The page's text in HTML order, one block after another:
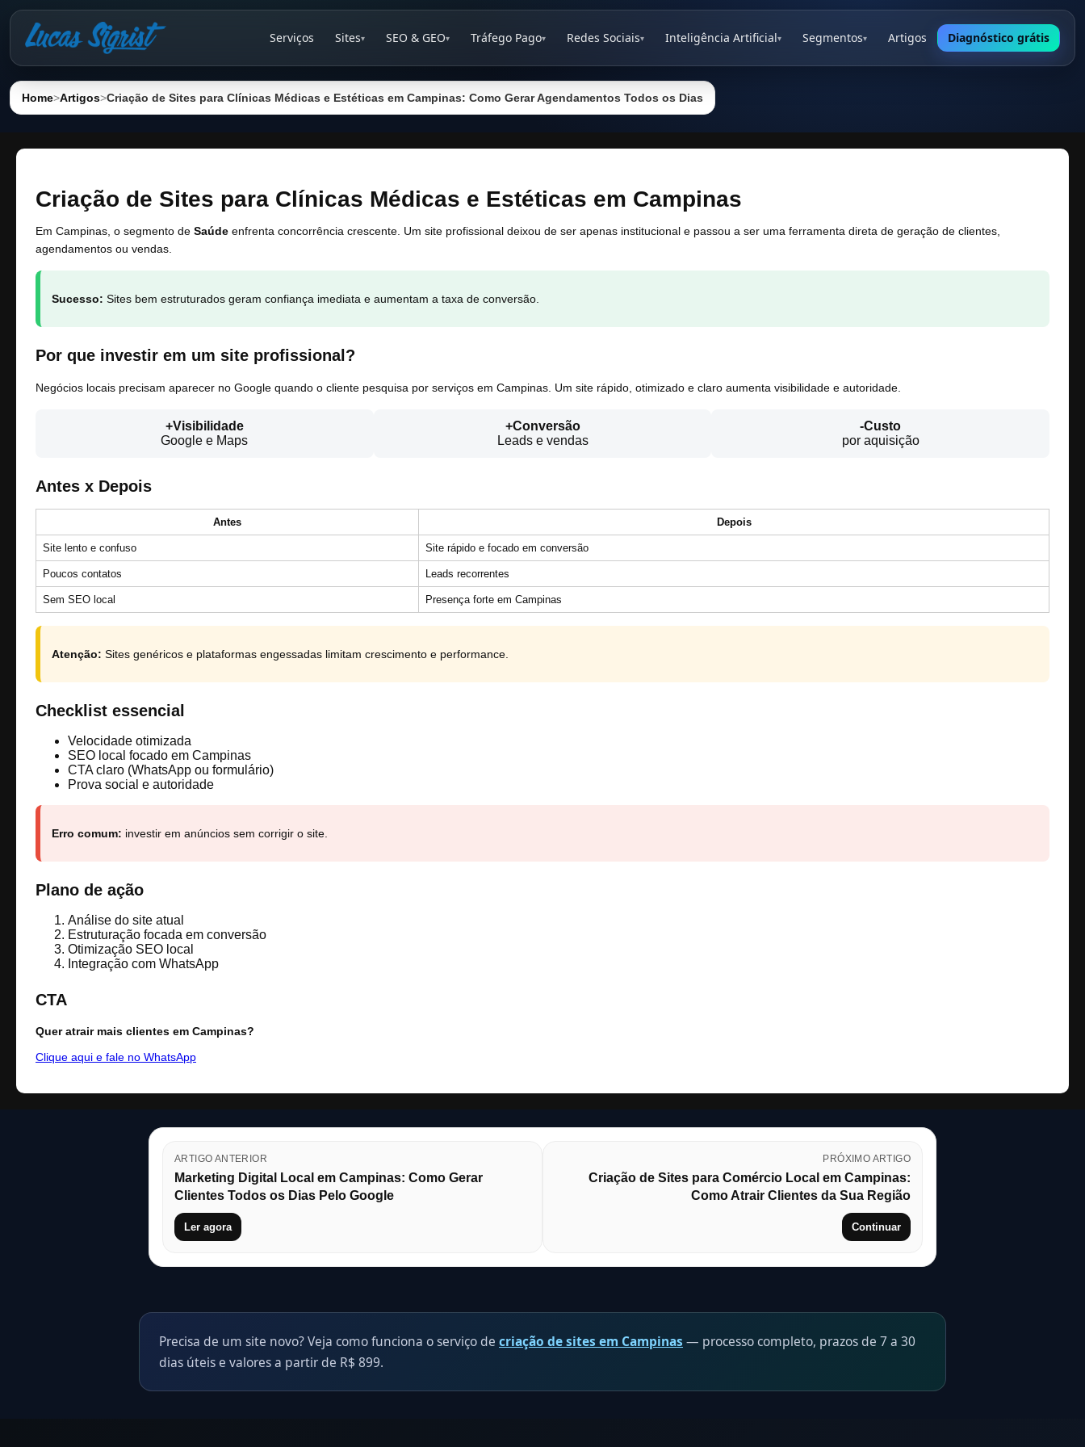
Serviços Sites▾ SEO & GEO▾ Tráfego Pago▾ Redes Sociais▾ Inteligência Artificial▾ Segmentos▾ Artigos Diagnóstico grátis
Home>Artigos>Criação de Sites para Clínicas Médicas e Estéticas em Campinas: Como Gerar Agendamentos Todos os Dias
Criação de Sites para Clínicas Médicas e Estéticas em Campinas
Em Campinas, o segmento de Saúde enfrenta concorrência crescente. Um site profissional deixou de ser apenas institucional e passou a ser uma ferramenta direta de geração de clientes,
agendamentos ou vendas.
Sucesso: Sites bem estruturados geram confiança imediata e aumentam a taxa de conversão.
Por que investir em um site profissional?
Negócios locais precisam aparecer no Google quando o cliente pesquisa por serviços em Campinas. Um site rápido, otimizado e claro aumenta visibilidade e autoridade.
+Visibilidade
Google e Maps
+Conversão
Leads e vendas
-Custo
por aquisição
Antes x Depois
Antes Depois
Site lento e confuso Site rápido e focado em conversão
Poucos contatos Leads recorrentes
Sem SEO local Presença forte em Campinas
Atenção: Sites genéricos e plataformas engessadas limitam crescimento e performance.
Checklist essencial
Velocidade otimizada
SEO local focado em Campinas
CTA claro (WhatsApp ou formulário)
Prova social e autoridade
Erro comum: investir em anúncios sem corrigir o site.
Plano de ação
Análise do site atual
Estruturação focada em conversão
Otimização SEO local
Integração com WhatsApp
CTA
Quer atrair mais clientes em Campinas?
Clique aqui e fale no WhatsApp
ARTIGO ANTERIOR
Marketing Digital Local em Campinas: Como Gerar
Clientes Todos os Dias Pelo Google
Ler agora
PRÓXIMO ARTIGO
Criação de Sites para Comércio Local em Campinas:
Como Atrair Clientes da Sua Região
Continuar
Precisa de um site novo? Veja como funciona o serviço de criação de sites em Campinas — processo completo, prazos de 7 a 30
dias úteis e valores a partir de R$ 899.